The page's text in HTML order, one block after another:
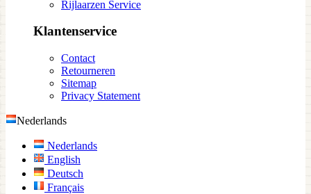
Rijlaarzen Service
Klantenservice
Contact
Retourneren
Sitemap
Privacy Statement
Nederlands
Nederlands
English
Deutsch
Français